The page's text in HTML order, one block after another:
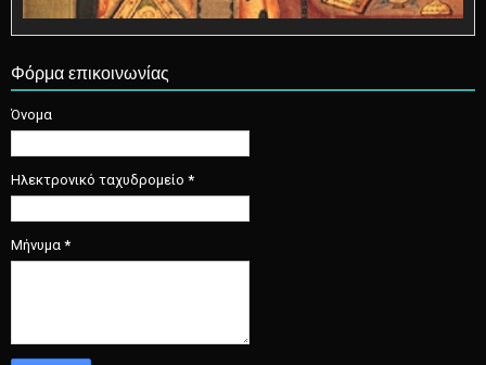
Φόρμα επικοινωνίας
Όνομα
Ηλεκτρονικό ταχυδρομείο *
Μήνυμα *